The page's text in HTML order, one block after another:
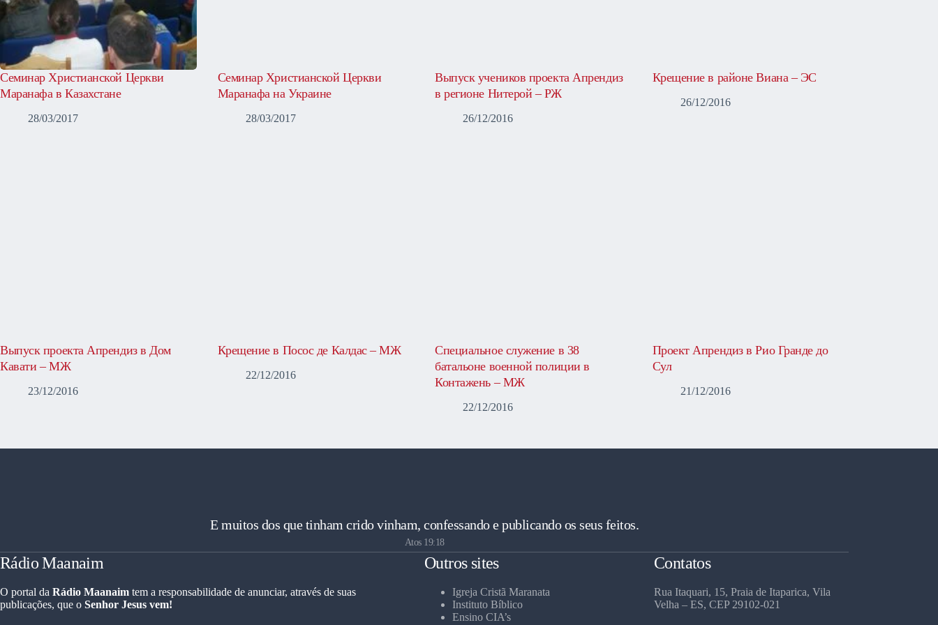
Семинар Христианской Церкви
Маранафа в Казахстане
28/03/2017
Семинар Христианской Церкви
Маранафа на Украине
28/03/2017
Выпуск учеников проекта Апрендиз
в регионе Нитерой – РЖ
26/12/2016
Крещение в районе Виана – ЭС
26/12/2016
Выпуск проекта Апрендиз в Дом
Кавати – МЖ
23/12/2016
Крещение в Посос де Калдас – МЖ
22/12/2016
Специальное служение в 38
батальоне военной полиции в
Контажень – МЖ
22/12/2016
Проект Апрендиз в Рио Гранде до
Сул
21/12/2016
E muitos dos que tinham crido vinham, confessando e publicando os seus feitos.
Atos 19:18
Rádio Maanaim
O portal da Rádio Maanaim tem a responsabilidade de anunciar, através de suas
publicações, que o Senhor Jesus vem!
Outros sites
Igreja Cristã Maranata
Instituto Bíblico
Ensino CIA’s
Contatos
Rua Itaquari, 15, Praia de Itaparica, Vila
Velha – ES, CEP 29102-021